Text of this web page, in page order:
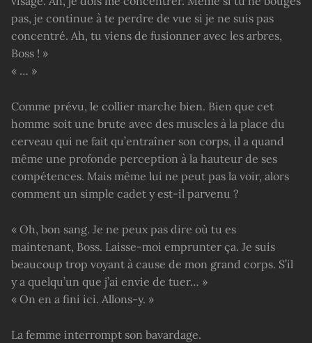
pas, je continue à te perdre de vue si je ne suis pas
concentré. Ah, tu viens de fusionner avec les arbres,
Boss ! »
« … »
Comme prévu, le collier marche bien. Bien que cet
homme soit une brute avec des muscles à la place du
cerveau qui ne fait qu’entraîner son corps, il a quand
même une profonde perception à la hauteur de ses
compétences. Mais même lui ne peut pas la voir, alors
comment un simple cadet y est-il parvenu ?
« Oh, bon sang. Je ne peux pas dire où tu es
maintenant, Boss. Laisse-moi emprunter ça. Je suis
beaucoup trop voyant à cause de mon grand corps. S’il
y a quelqu’un que j’ai envie de tuer… »
« On en a fini ici. Allons-y. »
La femme interrompt son bavardage.